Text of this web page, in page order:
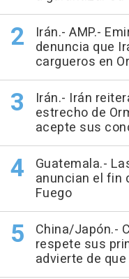
Irán.- AMP.-
denuncia que
cargueros en
Irán.- Irán
estrecho de
acepte sus
Guatemala.-
anuncian el fin
Fuego
China/Japón.-
respete sus
advierte de